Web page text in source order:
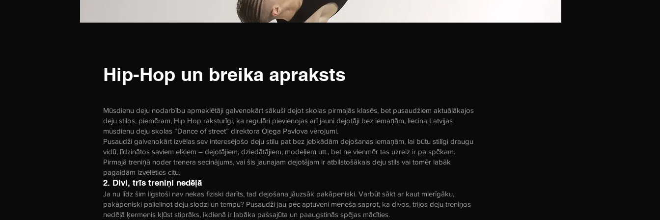
Hip-Hop un breika apraksts
Mūsdienu deju nodarbību apmeklētāji galvenokārt sākuši dejot skolas pirmajās klasēs, bet pusaudžiem aktuālākajos
deju stilos, piemēram, Hip Hop raksturīgi, ka regulāri pievienojas arī jauni dejotāji bez iemaņām, liecina Latvijas
mūsdienu deju skolas “Dance of street” direktora Oļega Pavlova vērojumi.
Pusaudži galvenokārt izvēlas sev interesējošo deju stilu pat bez jebkādām dejošanas iemaņām, lai būtu stilīgi draugu
vidū, līdzinātos saviem elkiem – dejotājiem, dziedātājiem, modeļiem utt., bet ne vienmēr tas uzreiz ir pa spēkam.
Pirmajā treniņā noder trenera secinājums, vai šis jaunajam dejotājam ir atbilstošākais deju stils vai tomēr labāk
pagaidām izvēlēties citu.
2. Divi, trīs treniņi nedēļā
Ja nu līdz šim ilgstoši nav nekas fiziski darīts, tad dejošana jāuzsāk pakāpeniski. Varbūt sākt ar kaut mierīgāku,
pakāpeniski palielinot deju slodzi un tempu? Pusaudži jau pēc aptuveni mēneša saprot, ka divos, trijos deju treniņos
nedēļā ķermenis kļūst stiprāks, ikdienā ir labāka pašsajūta un paaugstinās spējas mācīties.